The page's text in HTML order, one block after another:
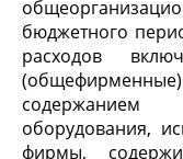
бюджетного
расходов
оборудования,
фирмы,